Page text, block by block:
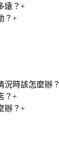
遠？ +
？ +
況時該怎麼辦？
？ +
辦？ +